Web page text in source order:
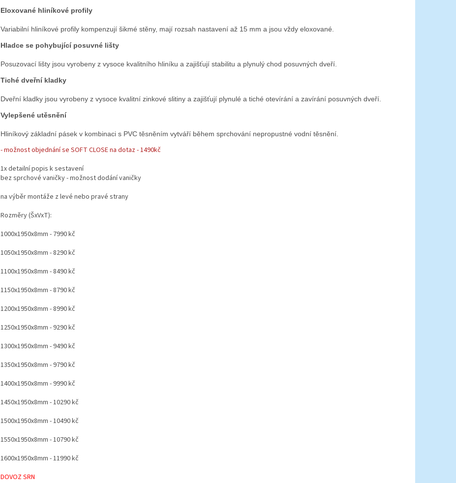
Eloxované hliníkové profily
Variabilní hliníkové profily kompenzují šikmé stěny, mají rozsah nastavení až 15 mm a jsou vždy eloxované.
Hladce se pohybující posuvné lišty
Posuzovací lišty jsou vyrobeny z vysoce kvalitního hliníku a zajišťují stabilitu a plynulý chod posuvných dveří.
Tiché dveřní kladky
Dveřní kladky jsou vyrobeny z vysoce kvalitní zinkové slitiny a zajišťují plynulé a tiché otevírání a zavírání posuvných dveří.
Vylepšené utěsnění
Hliníkový základní pásek v kombinaci s PVC těsněním vytváří během sprchování nepropustné vodní těsnění.
- možnost objednání se SOFT CLOSE na dotaz - 1490kč
1x detailní popis k sestavení
bez sprchové vaničky - možnost dodání vaničky
na výběr montáže z levé nebo pravé strany
Rozměry (ŠxVxT):
1000x1950x8mm - 7990 kč
1050x1950x8mm - 8290 kč
1100x1950x8mm - 8490 kč
1150x1950x8mm - 8790 kč
1200x1950x8mm - 8990 kč
1250x1950x8mm - 9290 kč
1300x1950x8mm - 9490 kč
1350x1950x8mm - 9790 kč
1400x1950x8mm - 9990 kč
1450x1950x8mm - 10290 kč
1500x1950x8mm - 10490 kč
1550x1950x8mm - 10790 kč
1600x1950x8mm - 11990 kč
DOVOZ SRN